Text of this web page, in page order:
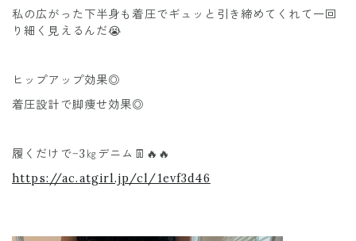
私の広がった下半身も着圧でギュッと引き締めてくれて一回
り細く見えるんだ😭
ヒップアップ効果◎
着圧設計で脚痩せ効果◎
履くだけで−3㎏デニム👖🔥🔥
https://ac.atgirl.jp/cl/1evf3d46